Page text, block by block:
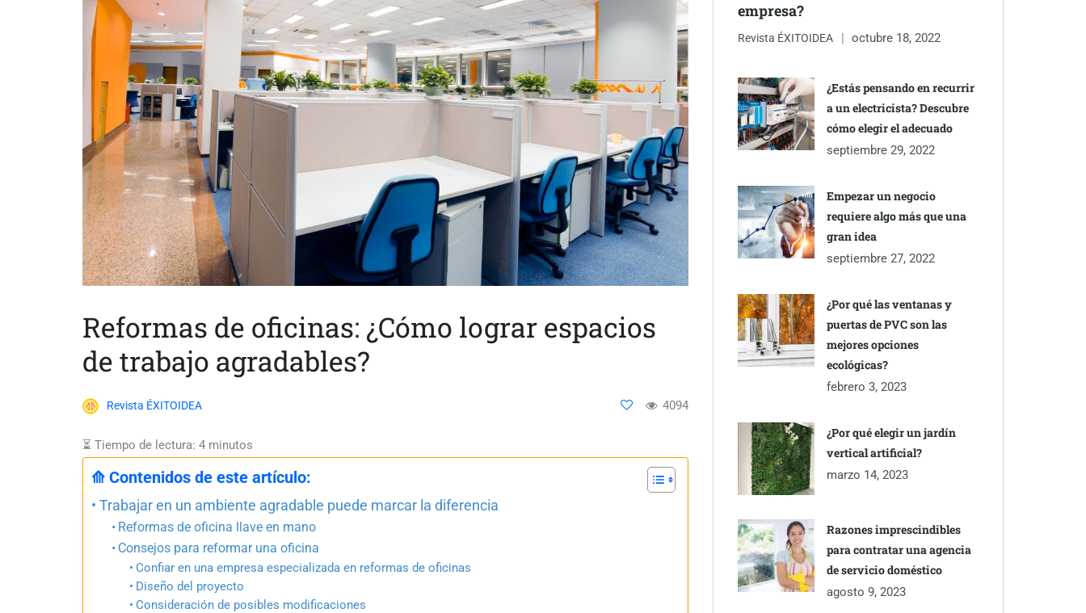
Reformas de oficinas: ¿Cómo lograr espacios
de trabajo agradables?
Revista ÉXITOIDEA 4094
⏳ Tiempo de lectura: 4 minutos
⟰ Contenidos de este artículo:
Trabajar en un ambiente agradable puede marcar la diferencia
Reformas de oficina llave en mano
Consejos para reformar una oficina
Confiar en una empresa especializada en reformas de oficinas
Diseño del proyecto
Consideración de posibles modificaciones
empresa?
Revista ÉXITOIDEA octubre 18, 2022
¿Estás pensando en recurrir
a un electricista? Descubre
cómo elegir el adecuado
septiembre 29, 2022
Empezar un negocio
requiere algo más que una
gran idea
septiembre 27, 2022
¿Por qué las ventanas y
puertas de PVC son las
mejores opciones
ecológicas?
febrero 3, 2023
¿Por qué elegir un jardín
vertical artificial?
marzo 14, 2023
Razones imprescindibles
para contratar una agencia
de servicio doméstico
agosto 9, 2023